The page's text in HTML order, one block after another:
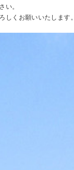
い。
しくお願いいたします。